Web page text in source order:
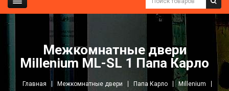
Межкомнатные двери
Millenium ML-SL 1 Папа Карло
Главная Межкомнатные двери Папа Карло
Millenium